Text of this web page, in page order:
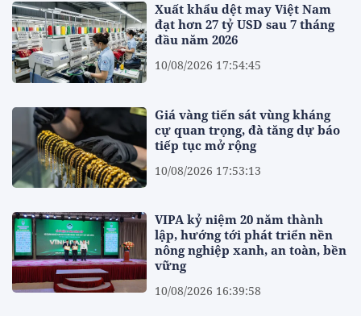
Xuất khẩu dệt may Việt Nam
đạt hơn 27 tỷ USD sau 7 tháng
đầu năm 2026
10/08/2026 17:54:45
Giá vàng tiến sát vùng kháng
cự quan trọng, đà tăng dự báo
tiếp tục mở rộng
10/08/2026 17:53:13
VIPA kỷ niệm 20 năm thành
lập, hướng tới phát triển nền
nông nghiệp xanh, an toàn, bền
vững
10/08/2026 16:39:58